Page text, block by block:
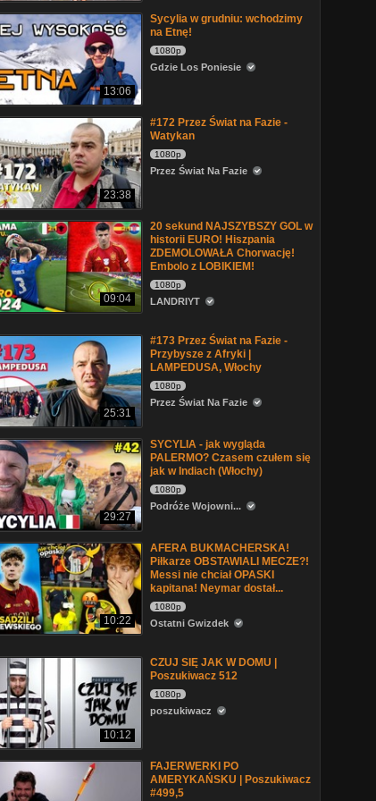
13:06
Sycylia w grudniu: wchodzimy
na Etnę!
1080p
Gdzie Los Poniesie
23:38
#172 Przez Świat na Fazie -
Watykan
1080p
Przez Świat Na Fazie
09:04
20 sekund NAJSZYBSZY GOL w
historii EURO! Hiszpania
ZDEMOLOWAŁA Chorwację!
Embolo z LOBIKIEM!
1080p
LANDRIYT
25:31
#173 Przez Świat na Fazie -
Przybysze z Afryki |
LAMPEDUSA, Włochy
1080p
Przez Świat Na Fazie
29:27
SYCYLIA - jak wygląda
PALERMO? Czasem czułem się
jak w Indiach (Włochy)
1080p
Podróże Wojowni...
10:22
AFERA BUKMACHERSKA!
Piłkarze OBSTAWIALI MECZE?!
Messi nie chciał OPASKI
kapitana! Neymar dostał...
1080p
Ostatni Gwizdek
10:12
CZUJ SIĘ JAK W DOMU |
Poszukiwacz 512
1080p
poszukiwacz
FAJERWERKI PO
AMERYKAŃSKU | Poszukiwacz
#499,5